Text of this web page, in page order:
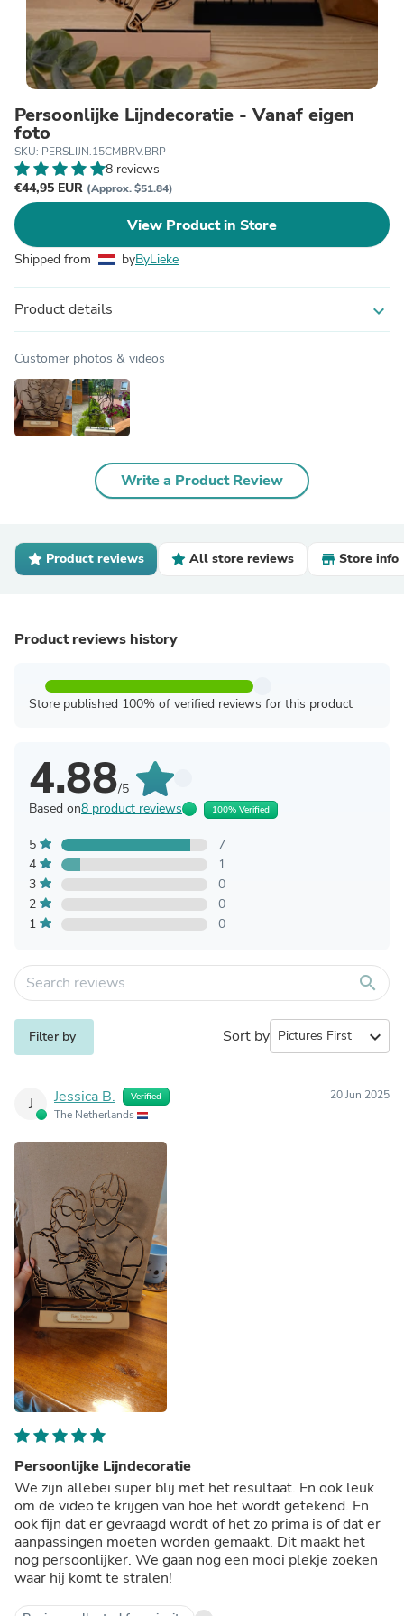
Persoonlijke Lijndecoratie - Vanaf eigen
foto
SKU: PERSLIJN.15CMBRV.BRP
8 reviews
€44,95 EUR (Approx. $51.84)
View Product in Store
Shipped from byByLieke
Product details expand_more
Customer photos & videos
Write a Product Review
Product reviews All store reviews Store info
Product reviews history
Store published 100% of verified reviews for this product
4.88/5
Based on8 product reviews 100% Verified
5
7
4
1
3
0
2
0
1
0
search
Filter by Sort by expand_more
J Jessica B. Verified
The Netherlands
20 Jun 2025
Persoonlijke Lijndecoratie
We zijn allebei super blij met het resultaat. En ook leuk
om de video te krijgen van hoe het wordt getekend. En
ook fijn dat er gevraagd wordt of het zo prima is of dat er
aanpassingen moeten worden gemaakt. Dit maakt het
nog persoonlijker. We gaan nog een mooi plekje zoeken
waar hij komt te stralen!